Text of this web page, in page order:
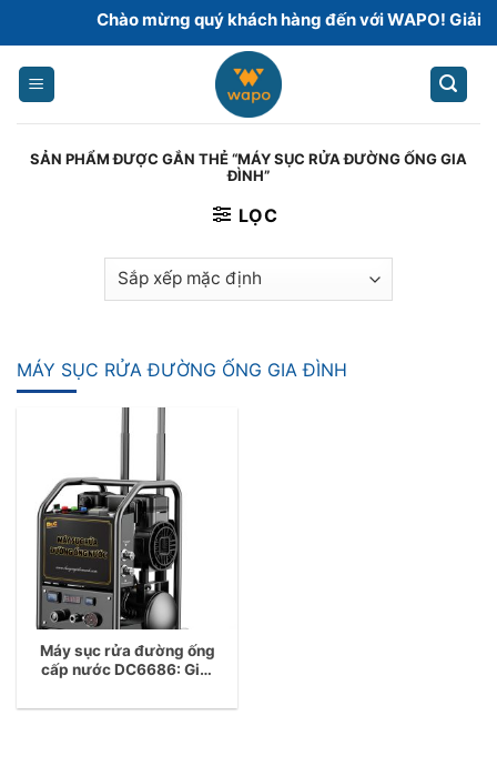
to
content
Chào mừng quý khách hàng đến với WAPO! Giải
SẢN PHẨM ĐƯỢC GẮN THẺ “MÁY SỤC RỬA ĐƯỜNG ỐNG GIA
ĐÌNH”
LỌC
MÁY SỤC RỬA ĐƯỜNG ỐNG GIA ĐÌNH
Máy sục rửa đường ống
cấp nước DC6686: Giải
sạch đường ống nước